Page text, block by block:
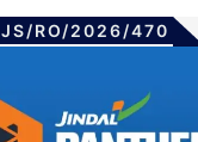
JS/RO/2026/470